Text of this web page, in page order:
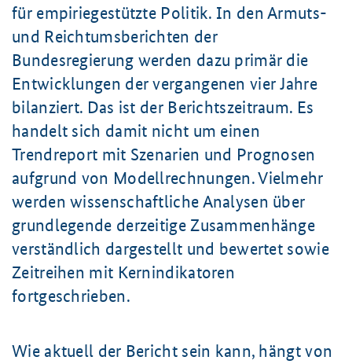
für empiriegestützte Politik. In den Armuts-
und Reichtumsberichten der
Bundesregierung werden dazu primär die
Entwicklungen der vergangenen vier Jahre
bilanziert. Das ist der Berichtszeitraum. Es
handelt sich damit nicht um einen
Trendreport mit Szenarien und Prognosen
aufgrund von Modellrechnungen. Vielmehr
werden wissenschaftliche Analysen über
grundlegende derzeitige Zusammenhänge
verständlich dargestellt und bewertet sowie
Zeitreihen mit Kernindikatoren
fortgeschrieben.
Wie aktuell der Bericht sein kann, hängt von